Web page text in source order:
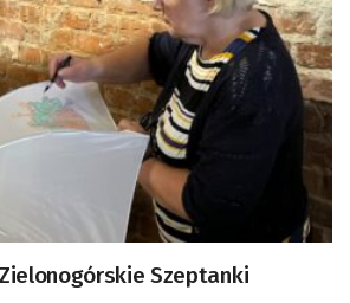
Szeptanki